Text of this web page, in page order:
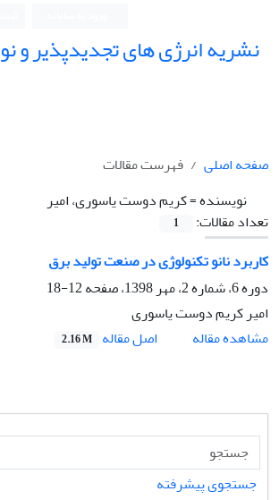
نشریه انرژی های تجدیدپذیر و نو
صفحه اصلی
فهرست مقالات
نویسنده =کریم دوست یاسوری، امیر
تعداد مقالات:
1
کاربرد نانو تکنولوژی در صنعت تولید برق
دوره 6، شماره 2، مهر 1398، صفحه
12-18
امیر کریم دوست یاسوری
مشاهده مقاله
اصل مقاله 2.16 M
جستجوی پیشرفته